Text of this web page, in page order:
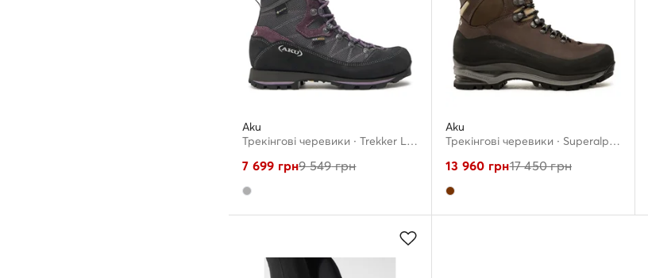
Aku
Трекінгові черевики · Trekker Lite III Gtx GORE-TEX Ws 978 · Сірий
7 699 грн9 549грн
Aku
Трекінгові черевики · Superalp Nbk Ltr 592.1 · Коричневий
13 960 грн17 450грн